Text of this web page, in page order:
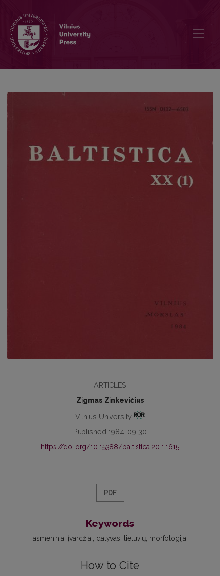
ARTICLES
Zigmas Zinkevičius
Vilnius University
Published 1984-09-30
https://doi.org/10.15388/baltistica.20.1.1615
PDF
Keywords
asmeniniai įvardžiai datyvas lietuvių morfologija
How to Cite